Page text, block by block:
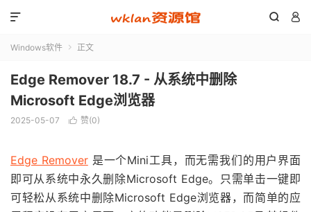
 

Windows软件  正文
Edge Remover 18.7 - 从系统中删除
Microsoft Edge浏览器
2025-05-07  赞(0)
Edge Remover是一个Mini工具，而无需我们的用户界面
即可从系统中永久删除Microsoft Edge。只需单击一键即
可轻松从系统中删除Microsoft Edge浏览器，而简单的应